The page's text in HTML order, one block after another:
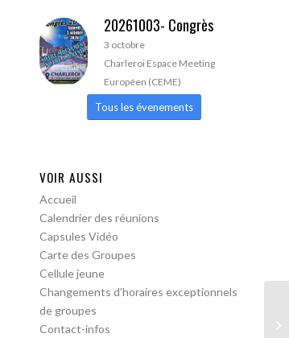
20261003- Congrès
3 octobre
Charleroi Espace Meeting
Européen (CEME)
Tous les évenements
VOIR AUSSI
Accueil
Calendrier des réunions
Capsules Vidéo
Carte des Groupes
Cellule jeune
Changements d’horaires exceptionnels
de groupes
Contact-infos